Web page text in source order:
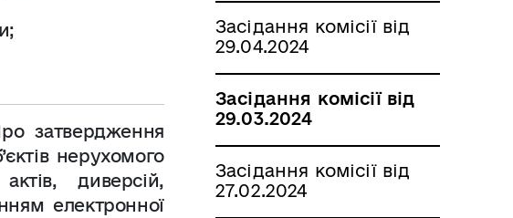
затвердження
нерухомого
диверсій,
електронної
Засідання комісії від
29.04.2024
Засідання комісії від
29.03.2024
Засідання комісії від
27.02.2024